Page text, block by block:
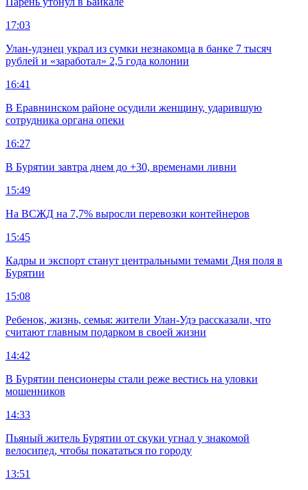
17:03
Улан-удэнец украл из сумки незнакомца в банке 7 тысяч
рублей и «заработал» 2,5 года колонии
16:41
В Еравнинском районе осудили женщину, ударившую
сотрудника органа опеки
16:27
В Бурятии завтра днем до +30, временами ливни
15:49
На ВСЖД на 7,7% выросли перевозки контейнеров
15:45
Кадры и экспорт станут центральными темами Дня поля в
Бурятии
15:08
Ребенок, жизнь, семья: жители Улан-Удэ рассказали, что
считают главным подарком в своей жизни
14:42
В Бурятии пенсионеры стали реже вестись на уловки
мошенников
14:33
Пьяный житель Бурятии от скуки угнал у знакомой
велосипед, чтобы покататься по городу
13:51